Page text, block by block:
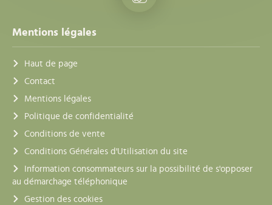
Mentions légales
Haut de page
Contact
Mentions légales
Politique de confidentialité
Conditions de vente
Conditions Générales d'Utilisation du site
Information consommateurs sur la possibilité de s'opposer
au démarchage téléphonique
Gestion des cookies